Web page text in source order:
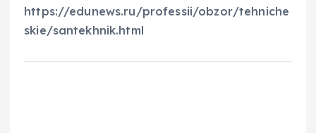
https://edunews.ru/professii/obzor/tehniche
skie/santekhnik.html